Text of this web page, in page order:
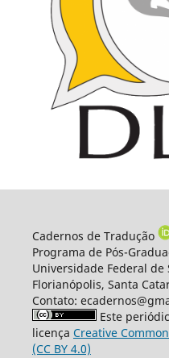
Cadernos de Tradução
Programa de Pós-
Universidade Federal de
Florianópolis, Santa
Contato:
Este
licença Creative
(CC BY 4.0)